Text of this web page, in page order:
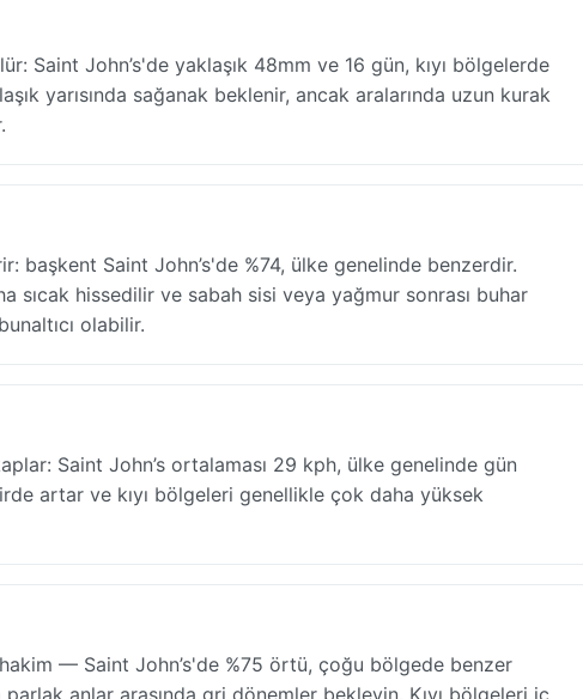
Saint John’s'de yaklaşık 48mm ve 16 gün, kıyı bölgelerde
yarısında sağanak beklenir, ancak aralarında uzun kurak
başkent Saint John’s'de %74, ülke genelinde benzerdir.
sıcak hissedilir ve sabah sisi veya yağmur sonrası buhar
olabilir.
Saint John’s ortalaması 29 kph, ülke genelinde gün
artar ve kıyı bölgeleri genellikle çok daha yüksek
— Saint John’s'de %75 örtü, çoğu bölgede benzer
anlar arasında gri dönemler bekleyin. Kıyı bölgeleri iç